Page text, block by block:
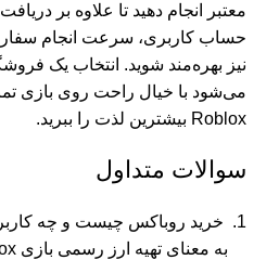
معتبر انجام دهید تا علاوه بر
حساب کاربری، سرعت انجام
نیز بهره‌مند شوید. انتخاب یک
می‌شود با خیال راحت روی بازی
Roblox بیشترین لذت را ببرید.
سوالات متداول
خرید روباکس چیست و چه